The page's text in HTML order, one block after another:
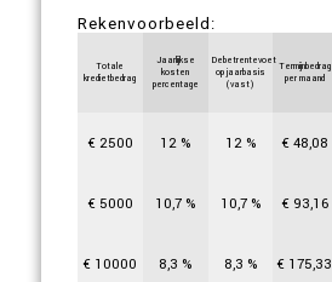
Rekenvoorbeeld:
Totale
kredietbedrag
Jaarlijkse
kosten
percentage
Debetrentevoet
op jaarbasis
(vast)
Termijnbedrag
per maand
€ 2500 12 % 12 % € 48,08
€ 5000 10,7 % 10,7 % € 93,16
€ 10000 8,3 % 8,3 % € 175,33